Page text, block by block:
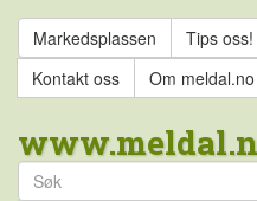
Markedsplassen Tips oss!
Kontakt oss
Om meldal.no